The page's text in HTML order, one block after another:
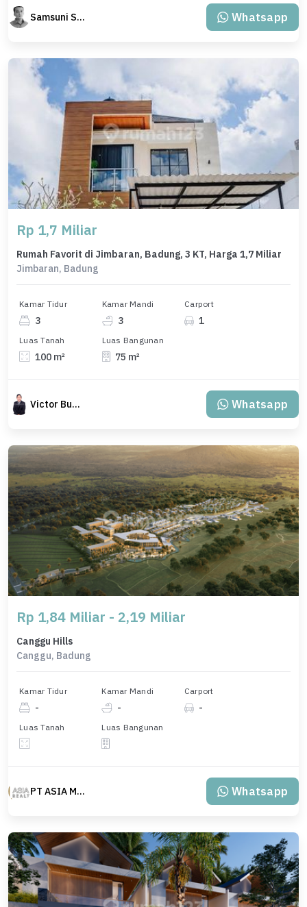
Samsuni Samsuni Whatsapp
Rp 1,7 Miliar
Rumah Favorit di Jimbaran, Badung, 3 KT, Harga 1,7 Miliar
Jimbaran, Badung
Kamar Tidur
3
Kamar Mandi
3
Carport
1
Luas Tanah
100 m²
Luas Bangunan
75 m²
Victor Budiman Whatsapp
Rp 1,84 Miliar - 2,19 Miliar
Canggu Hills
Canggu, Badung
Kamar Tidur
-
Kamar Mandi
-
Carport
-
Luas Tanah Luas Bangunan
PT ASIA MAS REALTY Whatsapp